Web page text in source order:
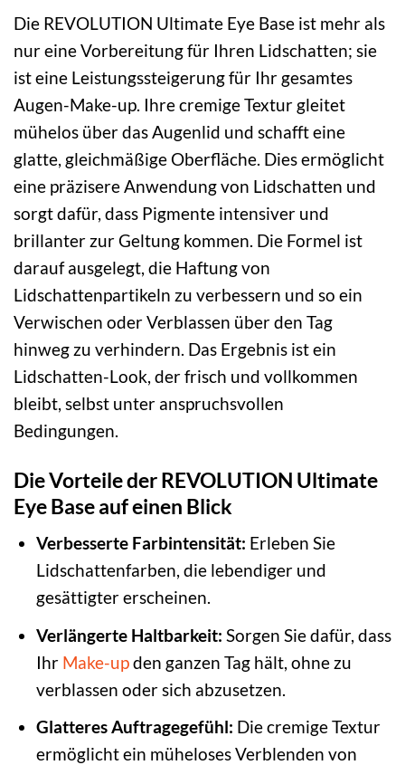
Die REVOLUTION Ultimate Eye Base ist mehr als
nur eine Vorbereitung für Ihren Lidschatten; sie
ist eine Leistungssteigerung für Ihr gesamtes
Augen-Make-up. Ihre cremige Textur gleitet
mühelos über das Augenlid und schafft eine
glatte, gleichmäßige Oberfläche. Dies ermöglicht
eine präzisere Anwendung von Lidschatten und
sorgt dafür, dass Pigmente intensiver und
brillanter zur Geltung kommen. Die Formel ist
darauf ausgelegt, die Haftung von
Lidschattenpartikeln zu verbessern und so ein
Verwischen oder Verblassen über den Tag
hinweg zu verhindern. Das Ergebnis ist ein
Lidschatten-Look, der frisch und vollkommen
bleibt, selbst unter anspruchsvollen
Bedingungen.
Die Vorteile der REVOLUTION Ultimate
Eye Base auf einen Blick
Verbesserte Farbintensität: Erleben Sie
Lidschattenfarben, die lebendiger und
gesättigter erscheinen.
Verlängerte Haltbarkeit: Sorgen Sie dafür, dass
Ihr Make-upden ganzen Tag hält, ohne zu
verblassen oder sich abzusetzen.
Glatteres Auftragegefühl: Die cremige Textur
ermöglicht ein müheloses Verblenden von